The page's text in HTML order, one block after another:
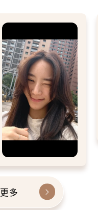
】星和診所
-陳韋明醫師-
要定期保養
《彩衝光》-
保養推薦！星和
）陳韋明醫師專
人化調整多波長
你溫和改善泛
更多